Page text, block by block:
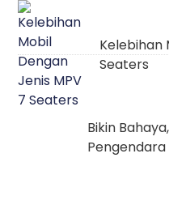
Kelebihan
Seaters
Bikin